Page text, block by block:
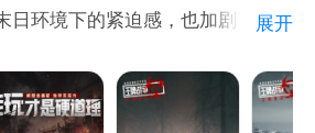
日环境下的紧迫感，也加剧了玩家
获得更多生存机会只为带给你不一
全方位打响，你是猎手，也是猎
展开